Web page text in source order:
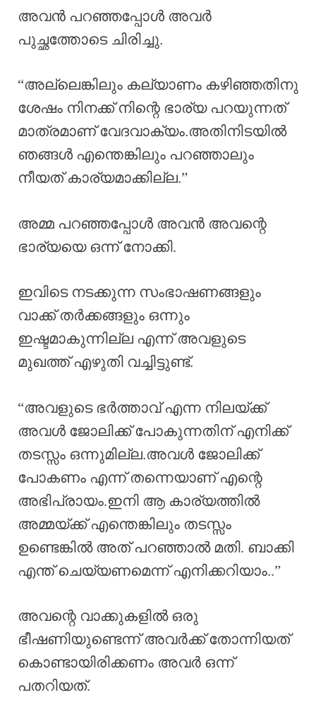
അവൻ പറഞ്ഞപ്പോൾ അവർ
പുച്ഛത്തോടെ ചിരിച്ചു.
“അല്ലെങ്കിലും കല്യാണം കഴിഞ്ഞതിനു
ശേഷം നിനക്ക് നിന്റെ ഭാര്യ പറയുന്നത്
മാത്രമാണ് വേദവാക്യം.അതിനിടയിൽ
ഞങ്ങൾ എന്തെങ്കിലും പറഞ്ഞാലും
നീയത് കാര്യമാക്കില്ല.”
അമ്മ പറഞ്ഞപ്പോൾ അവൻ അവന്റെ
ഭാര്യയെ ഒന്ന് നോക്കി.
ഇവിടെ നടക്കുന്ന സംഭാഷണങ്ങളും
വാക്ക് തർക്കങ്ങളും ഒന്നും
ഇഷ്ടമാകുന്നില്ല എന്ന് അവളുടെ
മുഖത്ത് എഴുതി വച്ചിട്ടുണ്ട്.
“അവളുടെ ഭർത്താവ് എന്ന നിലയ്ക്ക്
അവൾ ജോലിക്ക് പോകുന്നതിന് എനിക്ക്
തടസ്സം ഒന്നുമില്ല.അവൾ ജോലിക്ക്
പോകണം എന്ന് തന്നെയാണ് എന്റെ
അഭിപ്രായം.ഇനി ആ കാര്യത്തിൽ
അമ്മയ്ക്ക് എന്തെങ്കിലും തടസ്സം
ഉണ്ടെങ്കിൽ അത് പറഞ്ഞാൽ മതി. ബാക്കി
എന്ത് ചെയ്യണമെന്ന് എനിക്കറിയാം..”
അവന്റെ വാക്കുകളിൽ ഒരു
ഭീഷണിയുണ്ടെന്ന് അവർക്ക് തോന്നിയത്
കൊണ്ടായിരിക്കണം അവർ ഒന്ന്
പതറിയത്.